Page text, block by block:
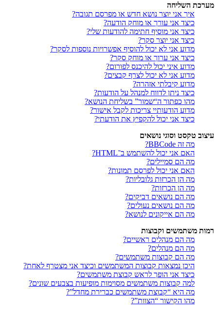
מערכת השליחה
איך אני יוצר נושא חדש או מפרסם תגובה?
כיצד אני עורך או מוחק הודעה?
כיצד אני מוסיף חתימה להודעות שלי?
כיצד אני יוצר סקר?
מדוע אני לא יכול להוסיף אפשרויות נוספות לסקר?
כיצד אני ערוך או מוחק סקר?
מדוע איני יכול להיכנס לפורום?
מדוע אני לא יכול לצרף קבצים?
מדוע קיבלתי אזהרה?
כיצד ניתן לדווח למנהל על הודעות?
מהו כפתור ה“שמור” בשליחת הנושא?
מדוע הודעותיי צריכות לקבל אישור?
כיצד אני יכול להקפיץ את הודעתי?
עיצוב טקסט וסוגי נושאים
מה זה BBCode?
האם אני יכול להשתמש ב־HTML?
מה הם סמיילים?
האם אני יכול לפרסם תמונות?
מה הן הכרזות גלובליות?
מה הן הכרזות?
מה הם נושאים דביקים?
מה הם נושאים נעולים?
מה הם אייקונים לנושא?
רמות משתמשים וקבוצות
מה הם מנהלים ראשיים?
מה הם מנהלים?
מה הם קבוצות משתמשים?
היכן נמצאות קבוצות המשתמשים וכיצד אני מצטרף לאחת?
כיצד אני הופך לראש קבוצת משתמשים?
למה קבוצות משתמשים מסוימות מופיעות בצבעים שונים?
מה היא “קבוצת משתמשים כברירת מחדל”?
מהו הקישור “הצוות”?